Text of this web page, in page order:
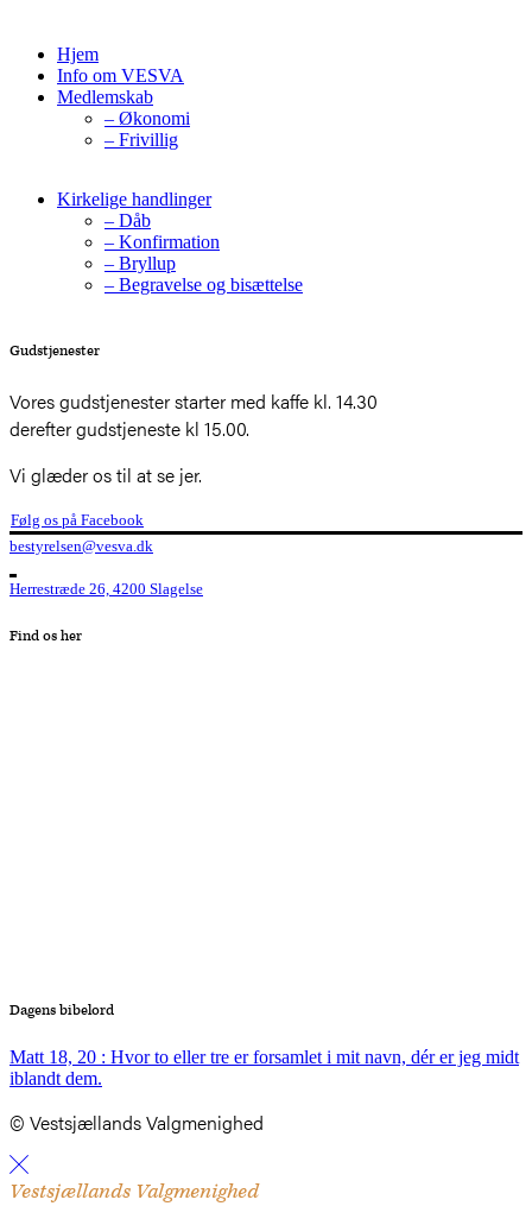
Hjem
Info om VESVA
Medlemskab
– Økonomi
– Frivillig
Kirkelige handlinger
– Dåb
– Konfirmation
– Bryllup
– Begravelse og bisættelse
Gudstjenester
Vores gudstjenester starter med kaffe kl. 14.30
derefter gudstjeneste kl 15.00.
Vi glæder os til at se jer.
Følg os på Facebook
bestyrelsen@vesva.dk
Herrestræde 26, 4200 Slagelse
Find os her
Dagens bibelord
Matt 18, 20 : Hvor to eller tre er forsamlet i mit navn, dér er jeg midt
iblandt dem.
© Vestsjællands Valgmenighed
Vestsjællands Valgmenighed